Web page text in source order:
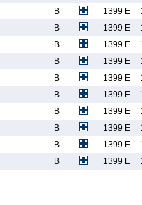
B 1399 E
B 1399 E
B 1399 E
B 1399 E
B 1399 E
B 1399 E
B 1399 E
B 1399 E
B 1399 E
B 1399 E